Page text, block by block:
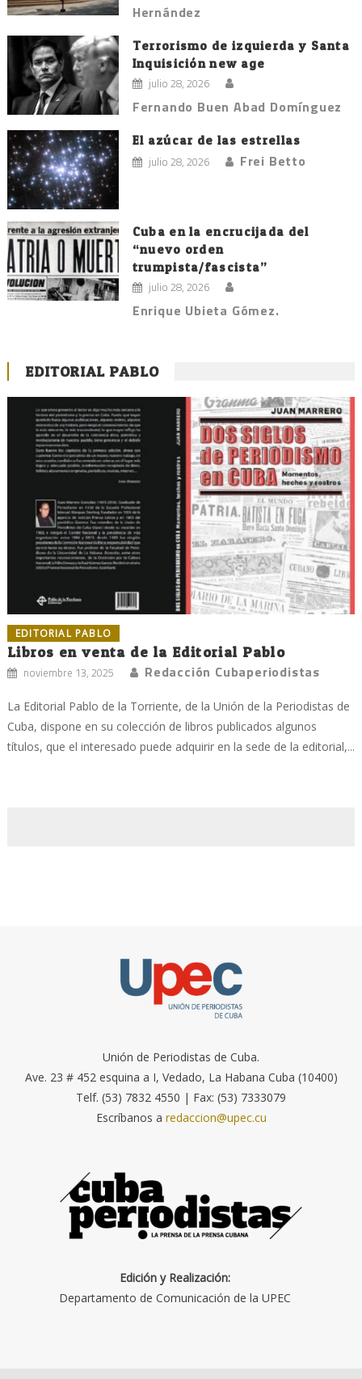
Hernández
Terrorismo de izquierda y Santa
Inquisición new age
julio 28, 2026
Fernando Buen Abad Domínguez
El azúcar de las estrellas
julio 28, 2026 Frei Betto
Cuba en la encrucijada del
“nuevo orden
trumpista/fascista”
julio 28, 2026
Enrique Ubieta Gómez.
EDITORIAL PABLO
EDITORIAL PABLO
Libros en venta de la Editorial Pablo
noviembre 13, 2025 Redacción Cubaperiodistas
La Editorial Pablo de la Torriente, de la Unión de la Periodistas de
Cuba, dispone en su colección de libros publicados algunos
títulos, que el interesado puede adquirir en la sede de la editorial,...
Unión de Periodistas de Cuba.
Ave. 23 # 452 esquina a I, Vedado, La Habana Cuba (10400)
Telf. (53) 7832 4550 | Fax: (53) 7333079
Escríbanos a redaccion@upec.cu
Edición y Realización:
Departamento de Comunicación de la UPEC